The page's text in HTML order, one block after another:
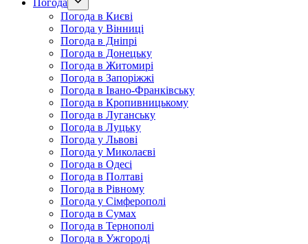
Погода
Погода в Києві
Погода у Вінниці
Погода в Дніпрі
Погода в Донецьку
Погода в Житомирі
Погода в Запоріжжі
Погода в Івано-Франківську
Погода в Кропивницькому
Погода в Луганську
Погода в Луцьку
Погода у Львові
Погода у Миколаєві
Погода в Одесі
Погода в Полтаві
Погода в Рівному
Погода у Сімферополі
Погода в Сумах
Погода в Тернополі
Погода в Ужгороді